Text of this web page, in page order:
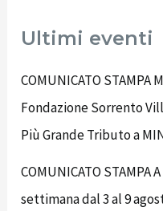
Ultimi eventi
COMUNICATO STAMPA
Fondazione Sorrento
Più Grande Tributo a
COMUNICATO
settimana dal 3 al 9